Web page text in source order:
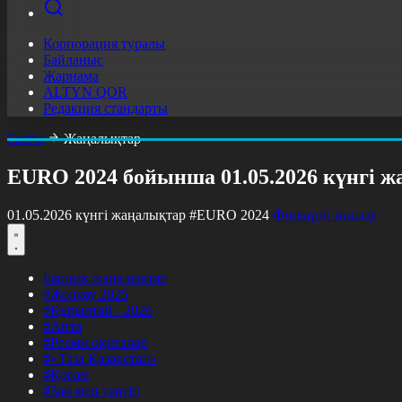
Корпорация туралы
Байланыс
Жарнама
ALTYN QOR
Редакция стандарты
Басты
Жаңалықтар
EURO 2024 бойынша 01.05.2026 күнгі
01.05.2026 күнгі жаңалықтар #EURO 2024 Фильтрді тазалау
Барлық жаңалықтар
#Жолдау 2025
#Құрылтай - 2026
#Апта
#Ресми оқиғалар
#«Таза Қазақстан»
#Қоғам
#Заң мен тәртіп